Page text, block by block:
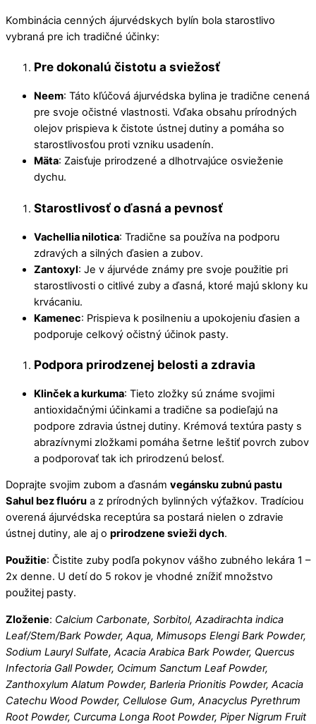
Kombinácia cenných ájurvédskych bylín bola starostlivo
vybraná pre ich tradičné účinky:
Pre dokonalú čistotu a sviežosť
Neem: Táto kľúčová ájurvédska bylina je tradične cenená
pre svoje očistné vlastnosti. Vďaka obsahu prírodných
olejov prispieva k čistote ústnej dutiny a pomáha so
starostlivosťou proti vzniku usadenín.
Mäta: Zaisťuje prirodzené a dlhotrvajúce osvieženie
dychu.
Starostlivosť o ďasná a pevnosť
Vachellia nilotica: Tradične sa používa na podporu
zdravých a silných ďasien a zubov.
Zantoxyl: Je v ájurvéde známy pre svoje použitie pri
starostlivosti o citlivé zuby a ďasná, ktoré majú sklony ku
krvácaniu.
Kamenec: Prispieva k posilneniu a upokojeniu ďasien a
podporuje celkový očistný účinok pasty.
Podpora prirodzenej belosti a zdravia
Klinček a kurkuma: Tieto zložky sú známe svojimi
antioxidačnými účinkami a tradične sa podieľajú na
podpore zdravia ústnej dutiny. Krémová textúra pasty s
abrazívnymi zložkami pomáha šetrne leštiť povrch zubov
a podporovať tak ich prirodzenú belosť.
Doprajte svojim zubom a ďasnám vegánsku zubnú pastu
Sahul bez fluóru a z prírodných bylinných výťažkov. Tradíciou
overená ájurvédska receptúra sa postará nielen o zdravie
ústnej dutiny, ale aj o prirodzene svieži dych.
Použitie: Čistite zuby podľa pokynov vášho zubného lekára 1 –
2x denne. U detí do 5 rokov je vhodné znížiť množstvo
použitej pasty.
Zloženie: Calcium Carbonate, Sorbitol, Azadirachta indica
Leaf/Stem/Bark Powder, Aqua, Mimusops Elengi Bark Powder,
Sodium Lauryl Sulfate, Acacia Arabica Bark Powder, Quercus
Infectoria Gall Powder, Ocimum Sanctum Leaf Powder,
Zanthoxylum Alatum Powder, Barleria Prionitis Powder, Acacia
Catechu Wood Powder, Cellulose Gum, Anacyclus Pyrethrum
Root Powder, Curcuma Longa Root Powder, Piper Nigrum Fruit